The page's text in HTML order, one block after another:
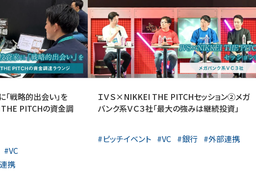
「戦略的出会い」を
PITCHの資金調
#VC
携
ＩＶＳ×NIKKEI THE PITCHセッション②メガ
バンク系ＶＣ３社「最大の強みは継続投資」
#ピッチイベント #VC #銀行 #外部連携